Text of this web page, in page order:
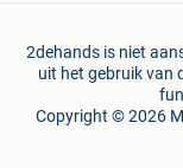
2dehands is niet
uit het gebruik van
Copyright © 2026